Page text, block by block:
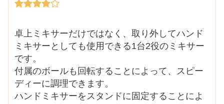
卓上ミキサーだけではなく、取り外してハンド
ミキサーとしても使用できる1台2役のミキサー
です。
付属のボールも回転することによって、スピー
ディーに調理できます。
ハンドミキサーをスタンドに固定することによ